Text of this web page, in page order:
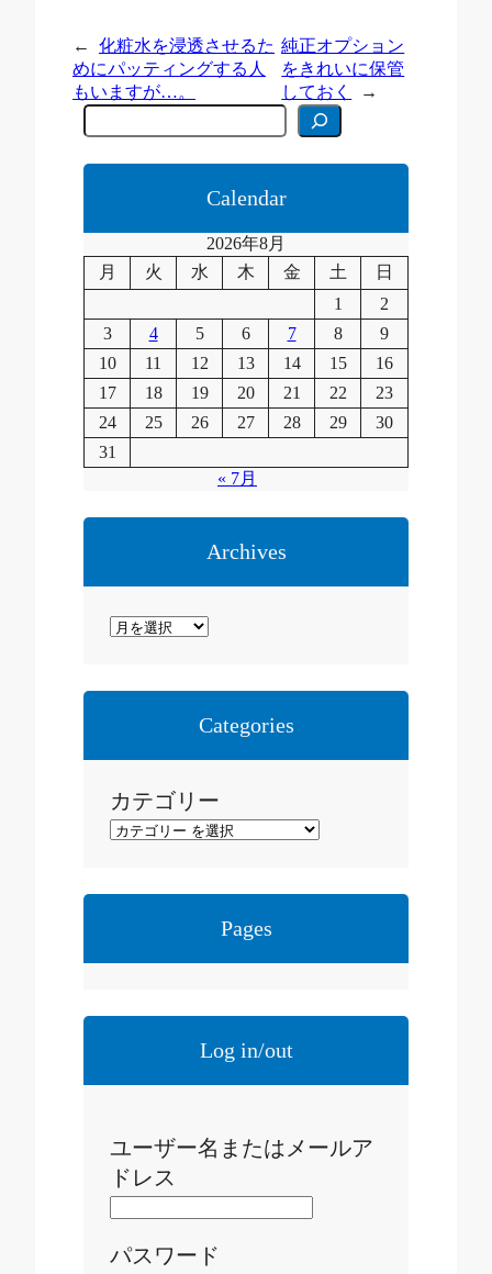
←
化粧水を浸透させるた
めにパッティングする人
もいますが…。
純正オプション
をきれいに保管
しておく
→
C
e
c
Calendar
2026年8月
月
火 水 木 金 土
日
1
2
3
4 5 6 7 8
9
10
11 12 13 14 15
16
17
18 19 20 21 22
23
24
25 26 27 28 29
30
31
« 7月
Archives
ア
カ
Categories
カテゴリー
Pages
Log in/out
ユーザー名またはメールア
ドレス
パスワード